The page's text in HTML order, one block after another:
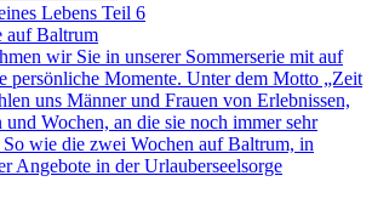
Lebens Teil 6
auf Baltrum
wir Sie in unserer Sommerserie mit auf
persönliche Momente. Unter dem Motto „Zeit
uns Männer und Frauen von Erlebnissen,
und Wochen, an die sie noch immer sehr
So wie die zwei Wochen auf Baltrum, in
Angebote in der Urlauberseelsorge